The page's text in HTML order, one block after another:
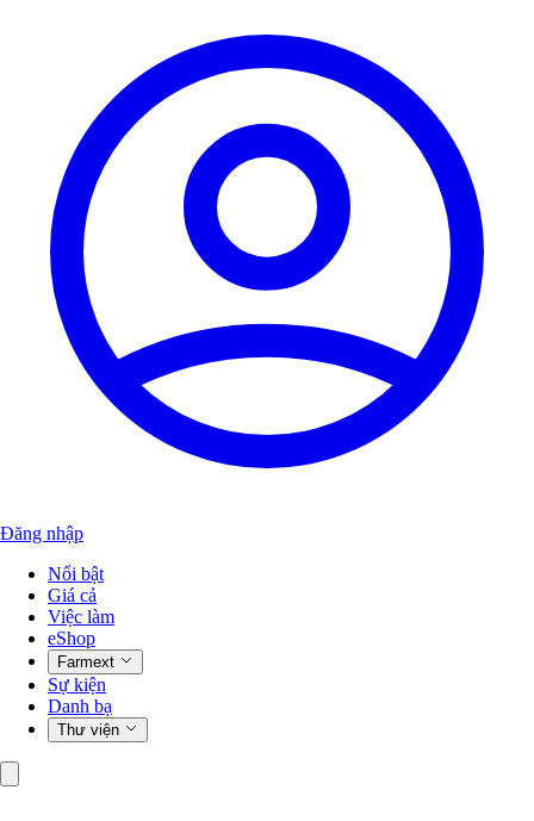
Đăng nhập
Nổi bật
Giá cả
Việc làm
eShop
Farmext
Sự kiện
Danh bạ
Thư viện